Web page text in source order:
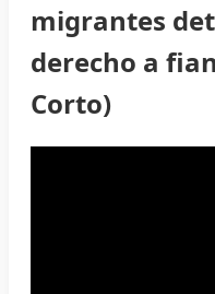
migrantes
derecho a
Corto)